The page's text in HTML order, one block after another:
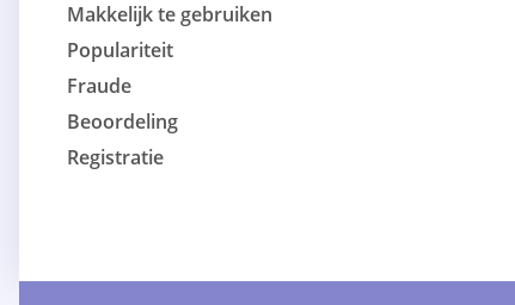
Makkelijk te gebruiken
Populariteit
Fraude
Beoordeling
Registratie